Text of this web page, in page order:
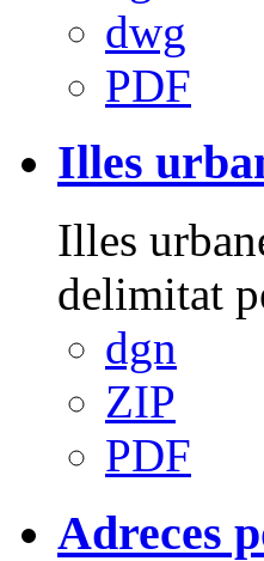
dwg
PDF
Illes
Illes
delimitat
dgn
ZIP
PDF
Adreces